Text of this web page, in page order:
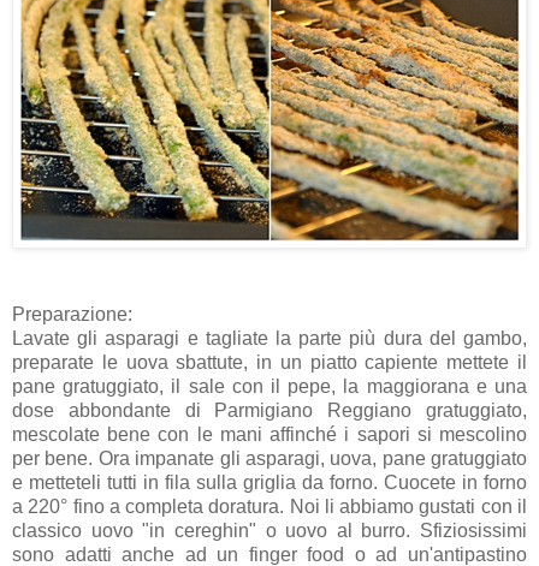
Preparazione:
Lavate gli asparagi e tagliate la parte più dura del gambo,
preparate le uova sbattute, in un piatto capiente mettete il
pane gratuggiato, il sale con il pepe, la maggiorana e una
dose abbondante di Parmigiano Reggiano gratuggiato,
mescolate bene con le mani affinché i sapori si mescolino
per bene. Ora impanate gli asparagi, uova, pane gratuggiato
e metteteli tutti in fila sulla griglia da forno. Cuocete in forno
a 220° fino a completa doratura. Noi li abbiamo gustati con il
classico uovo "in cereghin" o uovo al burro. Sfiziosissimi
sono adatti anche ad un finger food o ad un'antipastino